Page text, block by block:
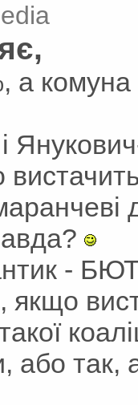
комуна
-
якщо
або так,